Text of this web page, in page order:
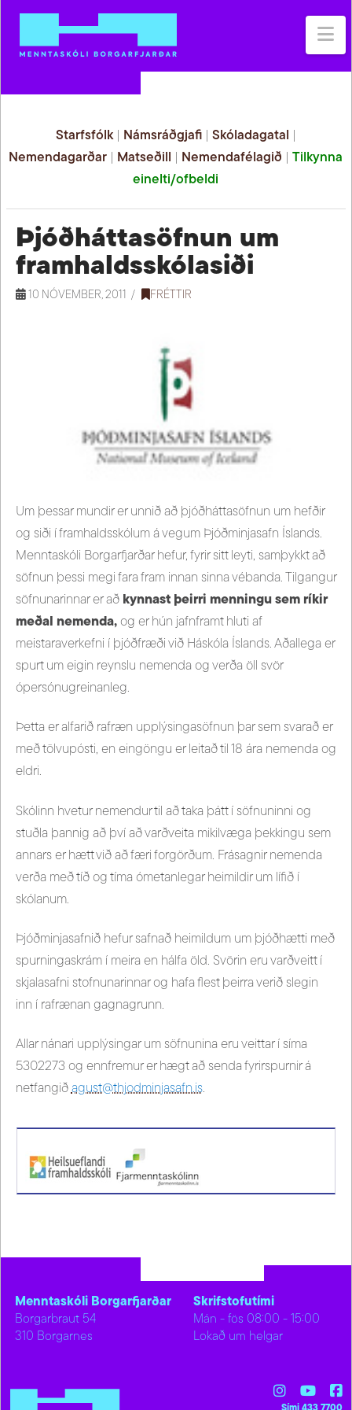
Starfsfólk| Námsráðgjafi| Skóladagatal
Nemendagarðar
Matseðill Nemendafélagið |Tilkynna
einelti/ofbeldi
Þjóðháttasöfnun um
framhaldsskólasiði
10 NÓVEMBER, 2011 FRÉTTIR
Um þessar mundir er unnið að þjóðháttasöfnun um hefðir
og siði í framhaldsskólum á vegum Þjóðminjasafn Íslands.
Menntaskóli Borgarfjarðar hefur, fyrir sitt leyti, samþykkt að
söfnun þessi megi fara fram innan sinna vébanda. Tilgangur
söfnunarinnar er að kynnast þeirri menningu sem ríkir
meðal nemenda, og er hún jafnframt hluti af
meistaraverkefni í þjóðfræði við Háskóla Íslands. Aðallega er
spurt um eigin reynslu nemenda og verða öll svör
ópersónugreinanleg.
Þetta er alfarið rafræn upplýsingasöfnun þar sem svarað er
með tölvupósti, en eingöngu er leitað til 18 ára nemenda og
eldri.
Skólinn hvetur nemendur til að taka þátt í söfnuninni og
stuðla þannig að því að varðveita mikilvæga þekkingu sem
annars er hætt við að færi forgörðum. Frásagnir nemenda
verða með tíð og tíma ómetanlegar heimildir um lífið í
skólanum.
Þjóðminjasafnið hefur safnað heimildum um þjóðhætti með
spurningaskrám í meira en hálfa öld. Svörin eru varðveitt í
skjalasafni stofnunarinnar og hafa flest þeirra verið slegin
inn í rafrænan gagnagrunn.
Allar nánari upplýsingar um söfnunina eru veittar í síma
5302273 og ennfremur er hægt að senda fyrirspurnir á
netfangið agust@thjodminjasafn.is.
Menntaskóli Borgarfjarðar
Borgarbraut 54
310 Borgarnes
Skrifstofutími
Mán - fös 08:00 - 15:00
Lokað um helgar